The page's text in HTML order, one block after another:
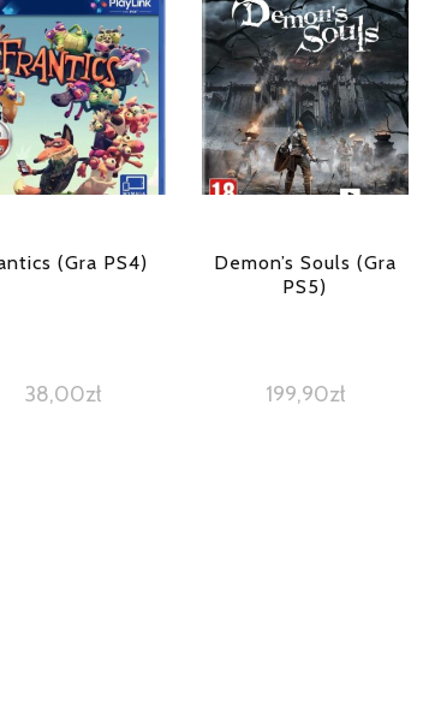
(Gra PS4)
38,00zł
Demon’s Souls (Gra
PS5)
199,90zł